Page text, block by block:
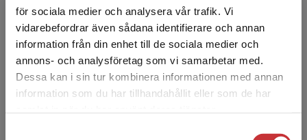
för sociala medier och analysera vår trafik. Vi
vidarebefordrar även sådana identifierare och annan
information från din enhet till de sociala medier och
annons- och analysföretag som vi samarbetar med.
Dessa kan i sin tur kombinera informationen med annan
information som du har tillhandahållit eller som de har
Begränsad fraktregion
Det verkar som att du besöker
studentlitteratur.se via en enhet utanför Sverige.
Vi erbjuder inte leveranser utanför Sverige. För
specialpedagog med lång erfarenhet av arbete
i skolan inom Region Gotland. Hon har i många
år arbetat...